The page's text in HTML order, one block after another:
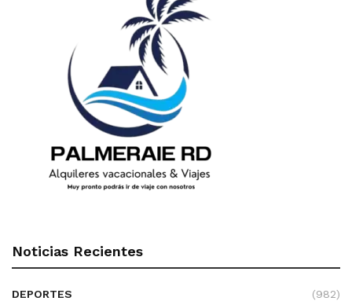
Noticias Recientes
DEPORTES (982)